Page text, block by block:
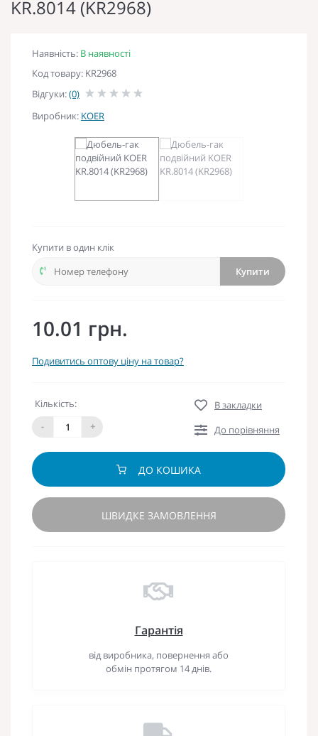
KR.8014 (KR2968)
Наявність: В наявності
Код товару: KR2968
Відгуки:(0)
Виробник: KOER
Купити в один клік
Купити
10.01 грн.
Подивитись оптову ціну на товар?
Кількість:
-
+
В закладки
До порівняння
ДО КОШИКА
ШВИДКЕ ЗАМОВЛЕННЯ
Гарантія
від виробника, повернення або
обмін протягом 14 днів.